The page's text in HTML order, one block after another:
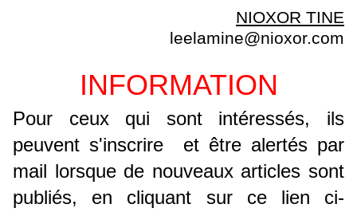
NIOXOR TINE
leelamine@nioxor.com
INFORMATION
Pour ceux qui sont intéressés, ils
peuvent s'inscrire et être alertés par
mail lorsque de nouveaux articles sont
publiés, en cliquant sur ce lien ci-